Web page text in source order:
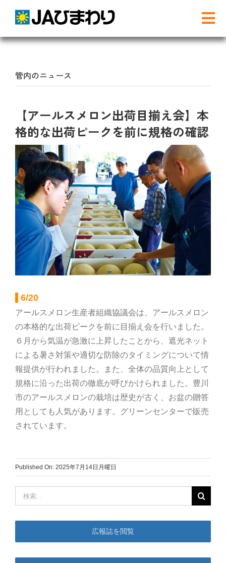
content
検
…
グリーンセンター
農産物直売事業とは
農畜産物・部会
部会のご案内
営農事業店舗
総合集出荷センター
営農資材センター
営農センター
中古農機具情報
くらし
管内のニュース
【アールスメロン出荷目揃え会】本
格的な出荷ピークを前に規格の確認
6/20
アールスメロン生産者組織協議会は、アールスメロン
の本格的な出荷ピークを前に目揃え会を行いました。
６月から気温が急激に上昇したことから、遮光ネット
による暑さ対策や適切な防除のタイミングについて情
報提供が行われました。また、全体の品質向上として
規格に沿った出荷の徹底が呼びかけられました。豊川
市のアールスメロンの栽培は歴史が古く、お盆の贈答
用としても人気があります。グリーンセンターで販売
されています。
Published On: 2025年7月14日月曜日
索
…
広報誌を閲覧